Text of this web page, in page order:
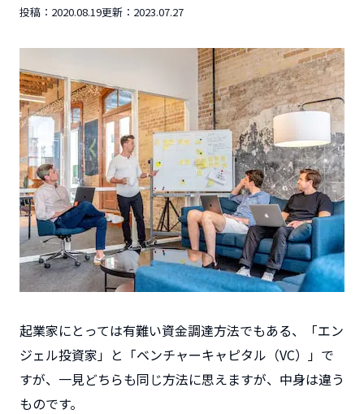
投稿： 2020.08.19更新： 2023.07.27
起業家にとっては有難い資金調達方法でもある、「エン
ジェル投資家」と「ベンチャーキャピタル（VC）」で
すが、一見どちらも同じ方法に思えますが、中身は違う
ものです。